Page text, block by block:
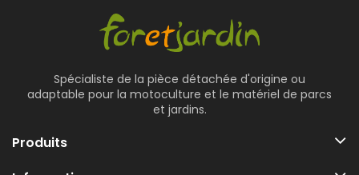
Spécialiste de la pièce détachée d'origine ou
adaptable pour la motoculture et le matériel de parcs
et jardins.
Produits